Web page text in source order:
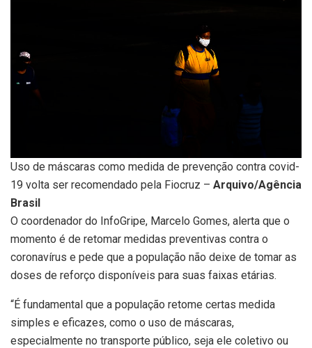
Uso de máscaras como medida de prevenção contra covid-
19 volta ser recomendado pela Fiocruz – Arquivo/Agência
Brasil
O coordenador do InfoGripe, Marcelo Gomes, alerta que o
momento é de retomar medidas preventivas contra o
coronavírus e pede que a população não deixe de tomar as
doses de reforço disponíveis para suas faixas etárias.
“É fundamental que a população retome certas medida
simples e eficazes, como o uso de máscaras,
especialmente no transporte público, seja ele coletivo ou